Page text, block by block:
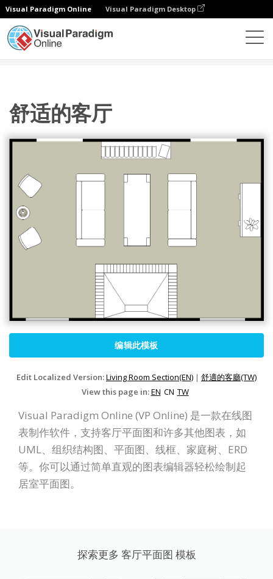
Visual Paradigm Online Visual Paradigm Desktop
舒适的客厅
编辑此模板
Edit Localized Version:Living Room Section(EN) | 舒適的客廳(TW)
View this page in:EN CN TW
Visual Paradigm Online (VP Online) 是一款在线图
表制作软件，支持客厅平面图和许多其他图表，如
UML、组织结构图、平面图、线框、家庭树、ERD
等。你可以通过简单直观的图表编辑器轻松绘制起
居室平面图。
探索更多 客厅平面图 模板